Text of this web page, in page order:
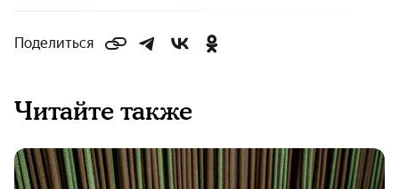
Поделиться
Читайте также